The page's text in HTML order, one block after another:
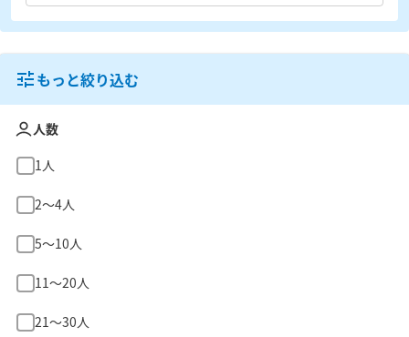
もっと絞り込む
人数
1人
2〜4人
5〜10人
11〜20人
21〜30人